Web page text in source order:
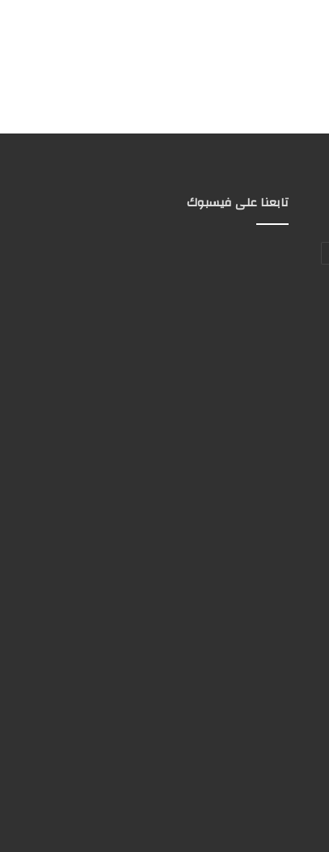
تابعنا على فيسبوك